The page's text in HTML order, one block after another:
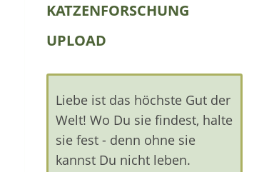
KATZENFORSCHUNG
UPLOAD
Liebe ist das höchste Gut der
Welt! Wo Du sie findest, halte
sie fest - denn ohne sie
kannst Du nicht leben.